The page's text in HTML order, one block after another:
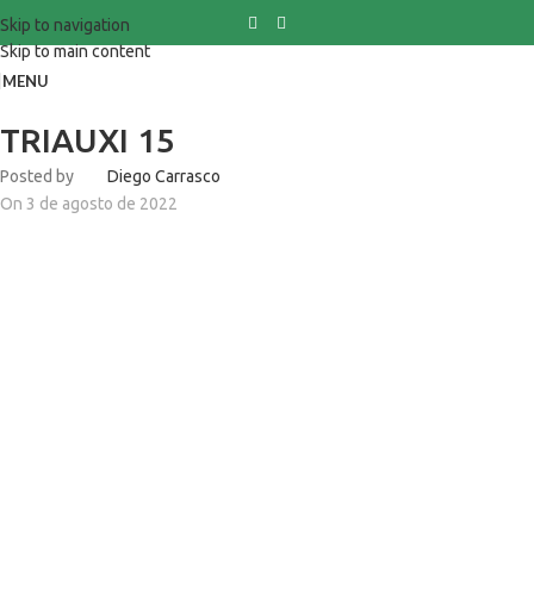
Skip to navigation
Skip to main content
MENU
TRIAUXI 15
Posted by
Diego Carrasco
On 3 de agosto de 2022